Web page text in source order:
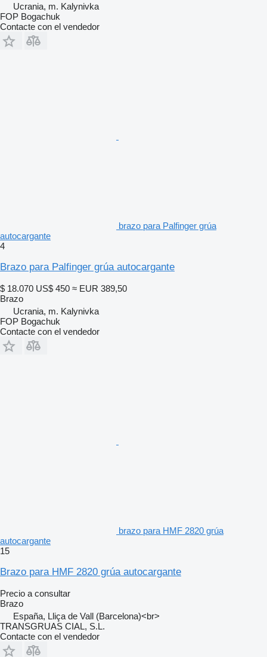
Ucrania, m. Kalynivka
FOP Bogachuk
Contacte con el vendedor
brazo para Palfinger grúa
autocargante
4
Brazo para Palfinger grúa autocargante
$ 18.070 US$ 450 ≈ EUR 389,50
Brazo
Ucrania, m. Kalynivka
FOP Bogachuk
Contacte con el vendedor
brazo para HMF 2820 grúa
autocargante
15
Brazo para HMF 2820 grúa autocargante
Precio a consultar
Brazo
España, Lliça de Vall (Barcelona)<br>
TRANSGRUAS CIAL, S.L.
Contacte con el vendedor